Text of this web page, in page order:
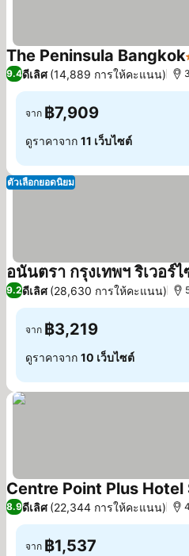
The Peninsula Bangkok
9.4ดีเลิศ (14,889 การให้คะแนน)
จาก ฿7,909
ดูราคาจาก 11 เว็บไซต์
ตัวเลือกยอดนิยม
อนันตรา กรุงเทพฯ ริเวอร์
9.2ดีเลิศ (28,630 การให้คะแนน)
จาก ฿3,219
ดูราคาจาก 10 เว็บไซต์
Centre Point Plus Hotel
8.9ดีเลิศ (22,344 การให้คะแนน)
จาก ฿1,537